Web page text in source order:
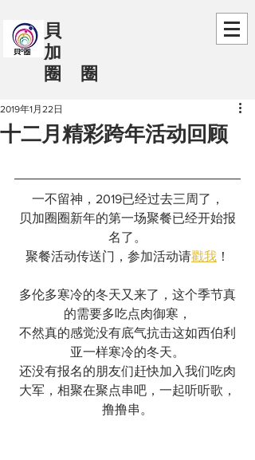
​貝
加
圈 圈
十二月精彩跨年活动回顾
2019年1月22日
一不留神，2019已经过去三周了，
贝加圈圈新年的第一场聚餐已经开始报
名了。
聚餐活动传送门，参加活动请戳我 ！
多伦多寒冷的冬天又来了，这个季节真
的需要多吃点肉御寒，
不然真的感觉没有底气抗击这如西伯利
亚一样寒冷的冬天。
还没有报名的朋友们赶快加入我们吃肉
大军，相聚在聚点串吧，一起听听歌，
撸撸串。